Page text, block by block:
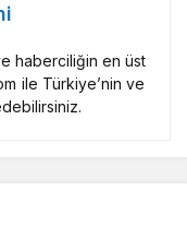
haberciliğin en üst
ile Türkiye’nin ve